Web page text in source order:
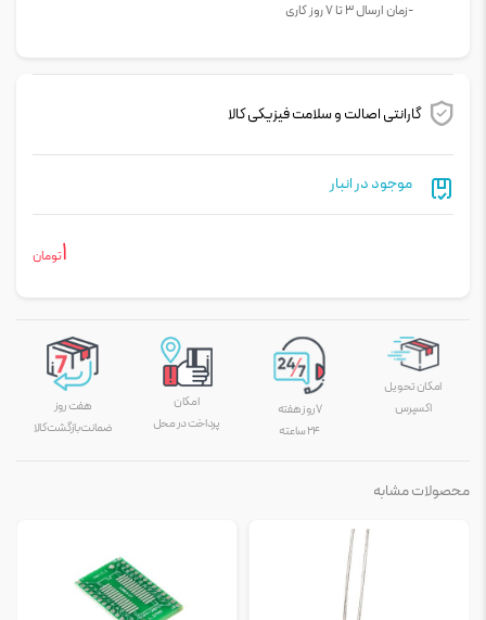
-زمان ارسال 3 تا 7 روز کاری
گارانتی اصالت و سلامت فیزیکی کالا
موجود در انبار
1تومان
امکان تحویل
اکسپرس
۷ روز هفته
۲۴ ساعته
امکان
پرداخت در محل
هفت روز
ضمانت بازگشت کالا
محصولات مشابه